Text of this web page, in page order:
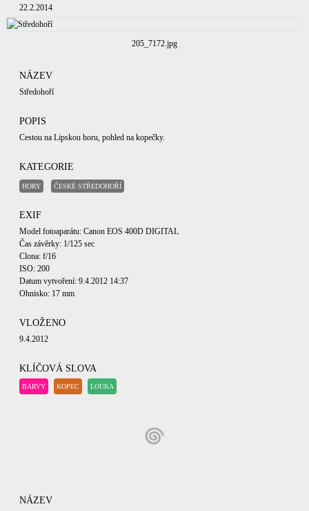
22.2.2014
205_7172.jpg
NÁZEV
Středohoří
POPIS
Cestou na Lipskou horu, pohled na kopečky.
KATEGORIE
HORY ČESKÉ STŘEDOHOŘÍ
EXIF
Model fotoaparátu: Canon EOS 400D DIGITAL
Čas závěrky: 1/125 sec
Clona: f/16
ISO: 200
Datum vytvoření: 9.4.2012 14:37
Ohnisko: 17 mm
VLOŽENO
9.4.2012
KLÍČOVÁ SLOVA
BARVY KOPEC LOUKA
NÁZEV